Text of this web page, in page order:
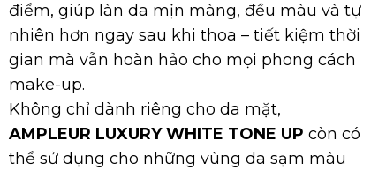
điểm, giúp làn da mịn màng, đều màu và tự
nhiên hơn ngay sau khi thoa – tiết kiệm thời
gian mà vẫn hoàn hảo cho mọi phong cách
make-up.
Không chỉ dành riêng cho da mặt,
AMPLEUR LUXURY WHITE TONE UP còn có
thể sử dụng cho những vùng da sạm màu